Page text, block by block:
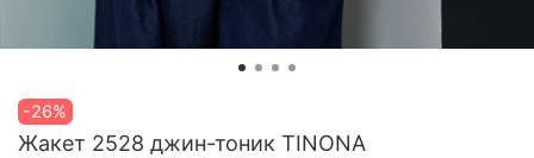
-26%
Жакет 2528 джин-тоник TINONA